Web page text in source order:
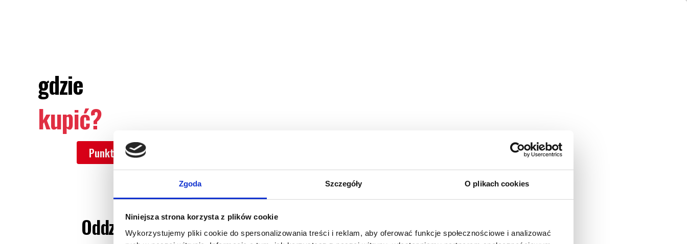
Zgoda Szczegóły O plikach cookies
Niniejsza strona korzysta z plików cookie
Wykorzystujemy pliki cookie do spersonalizowania treści i reklam, aby oferować funkcje społecznościowe i analizować
gdzie
kupić?
Punkt Sprzedaży INDEVICE
OddziałyINDEVICE